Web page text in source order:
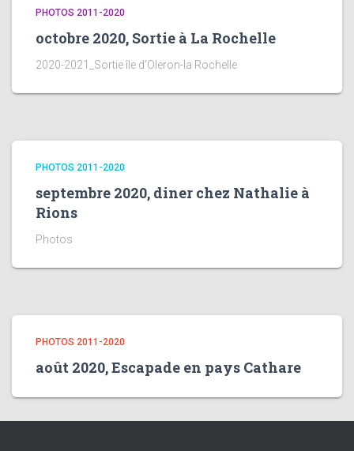
PHOTOS 2011-2020
octobre 2020, Sortie à La Rochelle
2020-2021_Sortie île d’Oleron-la Rochelle
PHOTOS 2011-2020
septembre 2020, diner chez Nathalie à
Rions
Photos
PHOTOS 2011-2020
août 2020, Escapade en pays Cathare